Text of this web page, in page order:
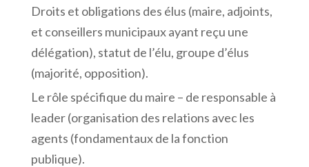
Droits et obligations des élus (maire, adjoints,
et conseillers municipaux ayant reçu une
délégation), statut de l’élu, groupe d’élus
(majorité, opposition).
Le rôle spécifique du maire – de responsable à
leader (organisation des relations avec les
agents (fondamentaux de la fonction
publique).